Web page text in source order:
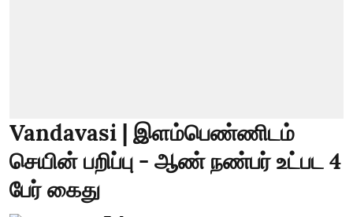
Vandavasi | இளம்பெண்ணிடம்
செயின் பறிப்பு - ஆண் நண்பர் உட்பட 4
பேர் கைது